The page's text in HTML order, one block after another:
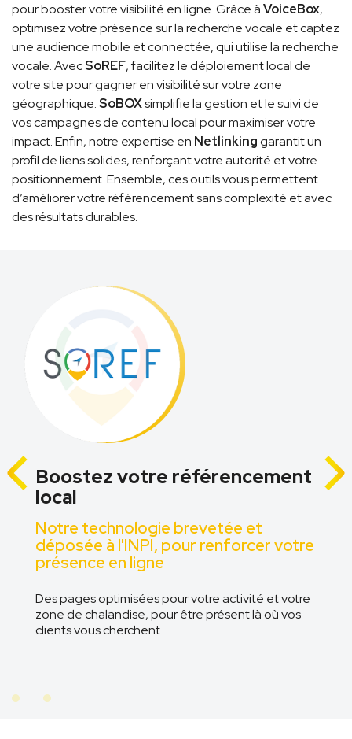
pour booster votre visibilité en ligne. Grâce àVoiceBox,
optimisez votre présence sur la recherche vocale et captez
une audience mobile et connectée, qui utilise la recherche
vocale. AvecSoREF, facilitez le déploiement local de
votre site pour gagner en visibilité sur votre zone
géographique.SoBOXsimplifie la gestion et le suivi de
vos campagnes de contenu local pour maximiser votre
impact. Enfin, notre expertise en Netlinkinggarantit un
profil de liens solides, renforçant votre autorité et votre
positionnement. Ensemble, ces outils vous permettent
d’améliorer votre référencement sans complexité et avec
des résultats durables.
Boostez votre référencement
local
Notre technologie brevetée et
déposée à l'INPI, pour renforcer votre
présence en ligne
Des pages optimisées pour votre activité et votre
zone de chalandise, pour être présent là où vos
clients vous cherchent.